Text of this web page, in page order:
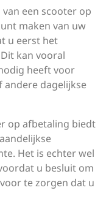
een scooter op
maken van uw
u eerst het
kan vooral
heeft voor
dagelijkse
op afbetaling biedt
Het is echter wel
u besluit om
te zorgen dat u